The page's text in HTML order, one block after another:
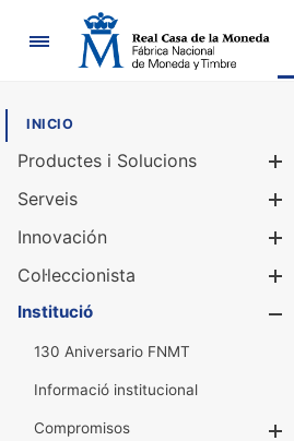
Navegació
INICIO
Productes i Solucions
Serveis
Innovación
Col·leccionista
Institució
130 Aniversario FNMT
Informació institucional
Compromisos